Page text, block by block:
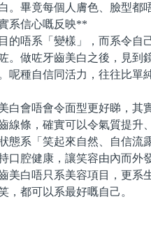
。畢竟每個人膚色、臉型都
信心嘅反映**
唔系「變樣」，而系令自
。做咗牙齒美白之後，見到
呢種自信同活力，往往比單
會唔會令面型更好睇，其
線條，確實可以令氣質提升
態系「笑起來自然、自信流
口腔健康，讓笑容由內而外
白唔只系美容項目，更系
，都可以系最好嘅自己。